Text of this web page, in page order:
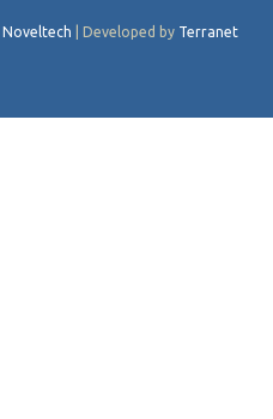
Noveltech | Developed by Terranet